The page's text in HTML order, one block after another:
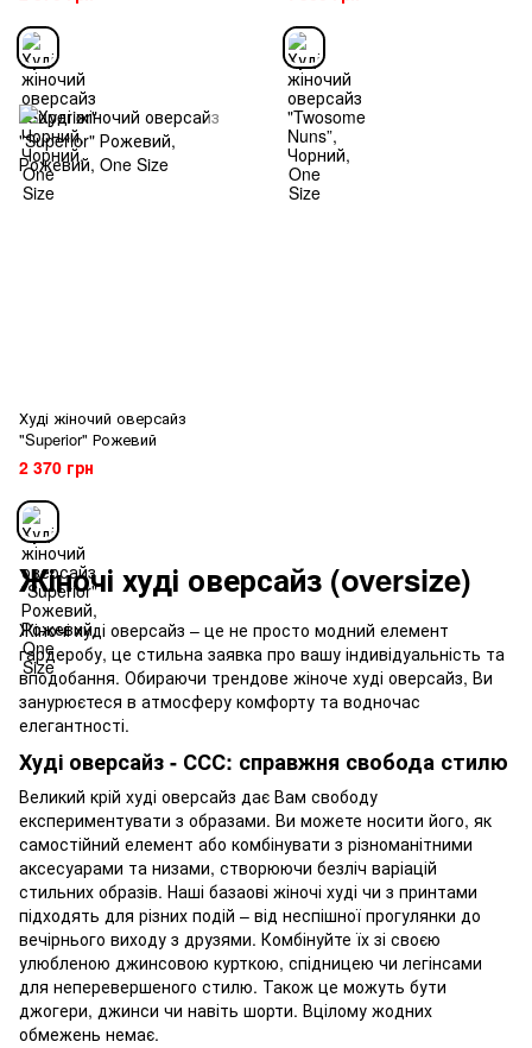
Худі жіночий оверсайз
"Superior" Рожевий
2 370 грн
Жіночі худі оверсайз (oversize)
Жіночі худі оверсайз – це не просто модний елемент
гардеробу, це стильна заявка про вашу індивідуальність та
вподобання. Обираючи трендове жіноче худі оверсайз, Ви
занурюєтеся в атмосферу комфорту та водночас
елегантності.
Худі оверсайз - ССС: справжня свобода стилю
Великий крій худі оверсайз дає Вам свободу
експериментувати з образами. Ви можете носити його, як
самостійний елемент або комбінувати з різноманітними
аксесуарами та низами, створюючи безліч варіацій
стильних образів. Наші базаові жіночі худі чи з принтами
підходять для різних подій – від неспішної прогулянки до
вечірнього виходу з друзями. Комбінуйте їх зі своєю
улюбленою джинсовою курткою, спідницею чи легінсами
для неперевершеного стилю. Також це можуть бути
джогери, джинси чи навіть шорти. Вцілому жодних
обмежень немає.